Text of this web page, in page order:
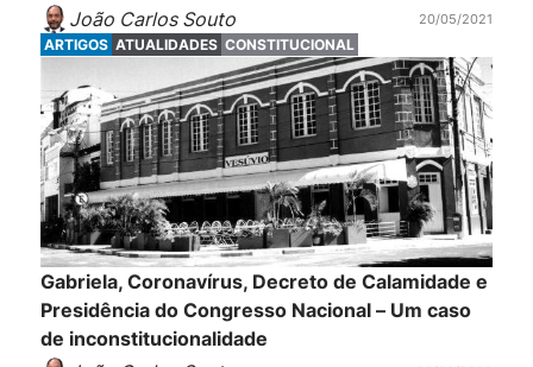
João Carlos Souto
20/05/2021
ARTIGOS ATUALIDADES CONSTITUCIONAL
Gabriela, Coronavírus, Decreto de Calamidade e
Presidência do Congresso Nacional – Um caso
de inconstitucionalidade